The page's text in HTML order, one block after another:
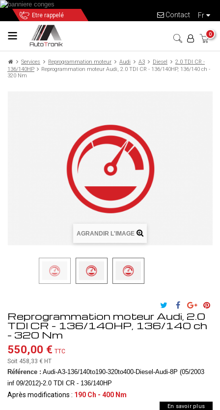
Etre rappelé fr
Contact
0
Services Reprogrammation moteur Audi A3 Diesel
2.0 TDI CR -
136/140HP
Reprogrammation moteur Audi, 2.0 TDI CR - 136/140HP, 136/140 ch -
320 Nm
AGRANDIR L'IMAGE
Reprogrammation moteur Audi, 2.0
TDI CR - 136/140HP, 136/140 ch
- 320 Nm
550,00 € TTC
Soit 458,33 € HT
Référence : Audi-A3-136/140to190-320to400-Diesel-Audi-8P (05/2003
inf 09/2012)-2.0 TDI CR - 136/140HP
Après modifications : 190 Ch - 400 Nm
En savoir plus